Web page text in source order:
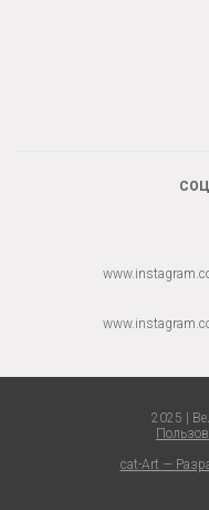
2025 |
cat-Art —